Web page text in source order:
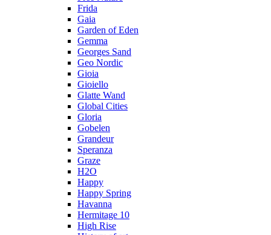
Frida
Gaia
Garden of Eden
Gemma
Georges Sand
Geo Nordic
Gioia
Gioiello
Glatte Wand
Global Cities
Gloria
Gobelen
Grandeur
Speranza
Graze
H2O
Happy
Happy Spring
Havanna
Hermitage 10
High Rise